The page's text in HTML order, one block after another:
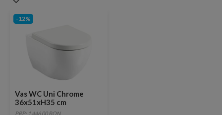
-12%
Vas WC Uni Chrome
36x51xH35 cm
PRP: 1,446.00 RON